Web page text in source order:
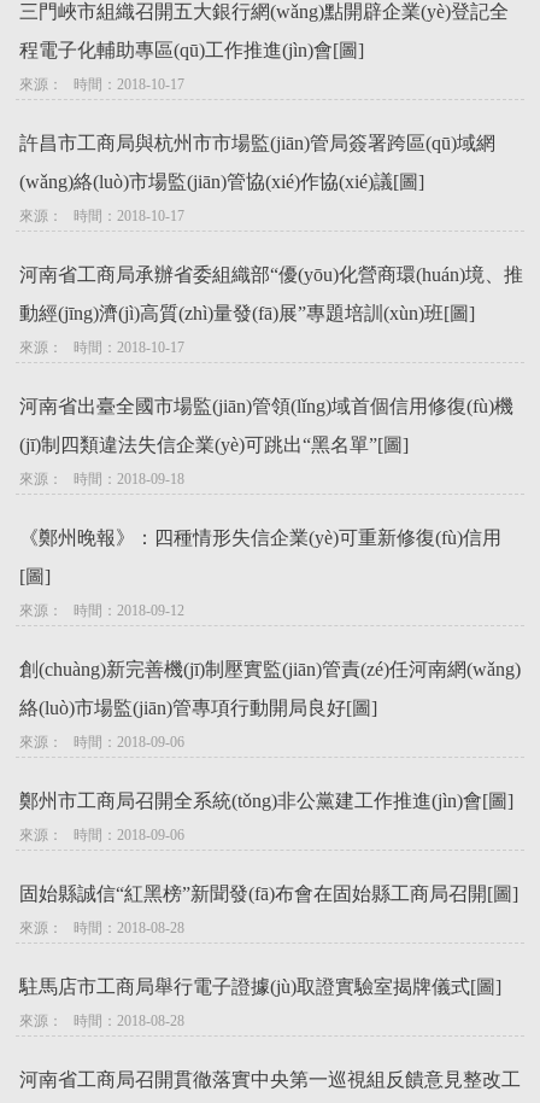
三門峽市組織召開五大銀行網(wǎng)點開辟企業(yè)登記全
程電子化輔助專區(qū)工作推進(jìn)會[圖]
來源：   時間：2018-10-17
許昌市工商局與杭州市市場監(jiān)管局簽署跨區(qū)域網
(wǎng)絡(luò)市場監(jiān)管協(xié)作協(xié)議[圖]
來源：   時間：2018-10-17
河南省工商局承辦省委組織部“優(yōu)化營商環(huán)境、推
動經(jīng)濟(jì)高質(zhì)量發(fā)展”專題培訓(xùn)班[圖]
來源：   時間：2018-10-17
河南省出臺全國市場監(jiān)管領(lǐng)域首個信用修復(fù)機
(jī)制四類違法失信企業(yè)可跳出“黑名單”[圖]
來源：   時間：2018-09-18
《鄭州晚報》：四種情形失信企業(yè)可重新修復(fù)信用
[圖]
來源：   時間：2018-09-12
創(chuàng)新完善機(jī)制壓實監(jiān)管責(zé)任河南網(wǎng)
絡(luò)市場監(jiān)管專項行動開局良好[圖]
來源：   時間：2018-09-06
鄭州市工商局召開全系統(tǒng)非公黨建工作推進(jìn)會[圖]
來源：   時間：2018-09-06
固始縣誠信“紅黑榜”新聞發(fā)布會在固始縣工商局召開[圖]
來源：   時間：2018-08-28
駐馬店市工商局舉行電子證據(jù)取證實驗室揭牌儀式[圖]
來源：   時間：2018-08-28
河南省工商局召開貫徹落實中央第一巡視組反饋意見整改工